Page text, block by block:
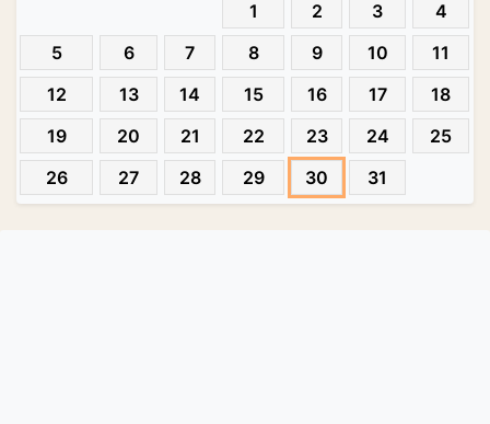
1
2 3
4
5
6 7 8 9 10
11
12
13 14 15 16 17
18
19
20 21 22 23 24
25
26
27 28 29 30 31